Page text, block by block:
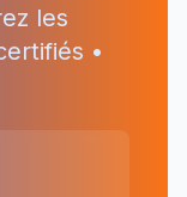
les
•